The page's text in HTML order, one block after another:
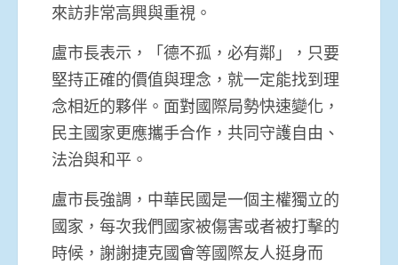
來訪非常高興與重視。
盧市長表示，「德不孤，必有鄰」，只要
堅持正確的價值與理念，就一定能找到理
念相近的夥伴。面對國際局勢快速變化，
民主國家更應攜手合作，共同守護自由、
法治與和平。
盧市長強調，中華民國是一個主權獨立的
國家，每次我們國家被傷害或者被打擊的
時候，謝謝捷克國會等國際友人挺身而